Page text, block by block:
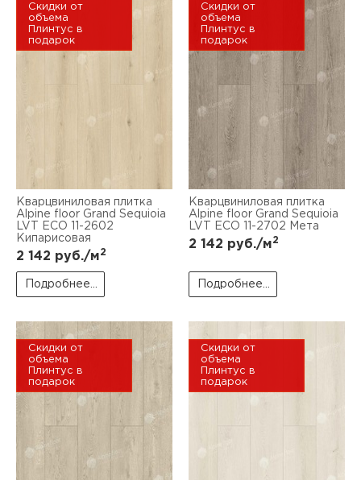
Скидки от
объема
Плинтус в
подарок
Кварцвиниловая плитка
Alpine floor Grand Sequioia
LVT ECO 11-2602
Кипарисовая
2 142 руб./м2
Подробнее...
Скидки от
объема
Плинтус в
подарок
Кварцвиниловая плитка
Alpine floor Grand Sequioia
LVT ECO 11-2702 Мета
2 142 руб./м2
Подробнее...
Скидки от
объема
Плинтус в
подарок
Скидки от
объема
Плинтус в
подарок